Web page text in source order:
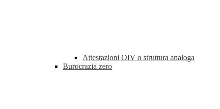
Attestazioni OIV o struttura analoga
Burocrazia zero